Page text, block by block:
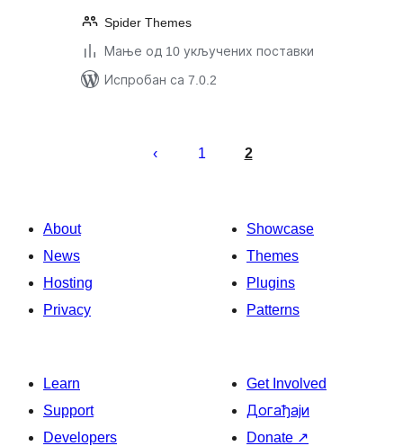
Spider Themes
Мање од 10 укључених поставки
Испробан са 7.0.2
чланака
1 2
About
News
Hosting
Privacy
Showcase
Themes
Plugins
Patterns
Learn
Support
Developers
Get Involved
Догађаји
Donate ↗